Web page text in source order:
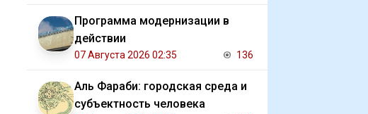
Программа модернизации в
действии
07 Августа 2026 02:35 136
Аль Фараби: городская среда и
субъектность человека